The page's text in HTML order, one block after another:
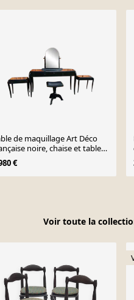
de maquillage Art Déco
noire, chaise et tables
nuit, ensemble de 4
€
Voir toute la